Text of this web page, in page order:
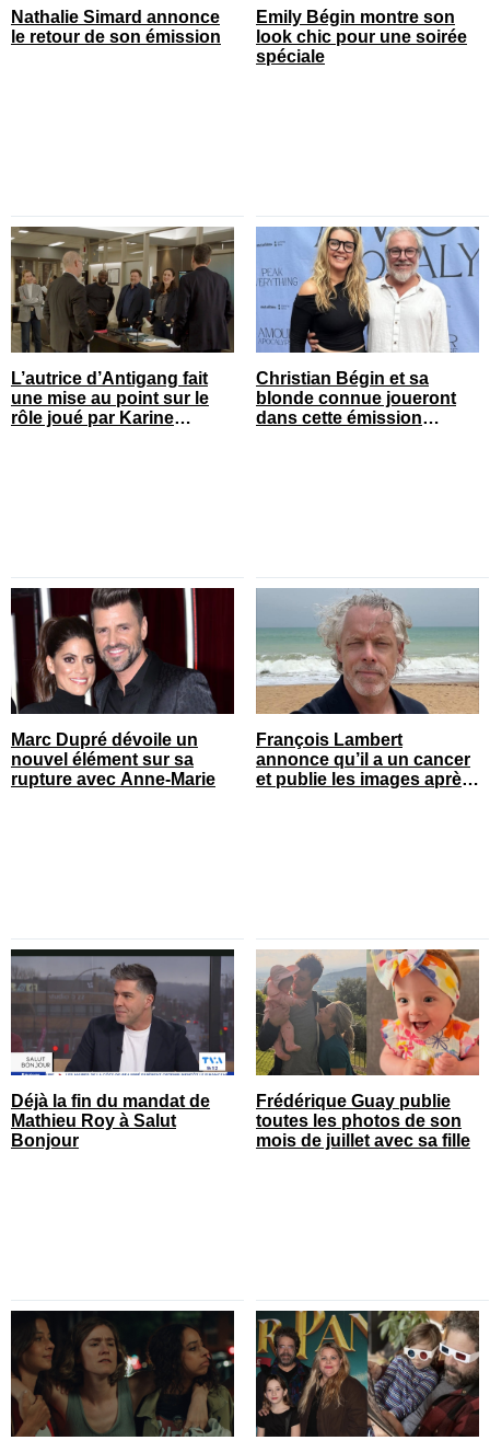
Nathalie Simard annonce
le retour de son émission
Emily Bégin montre son
look chic pour une soirée
spéciale
L’autrice d’Antigang fait
une mise au point sur le
rôle joué par Karine
Christian Bégin et sa
blonde connue joueront
dans cette émission
Marc Dupré dévoile un
nouvel élément sur sa
rupture avec Anne-Marie
François Lambert
annonce qu’il a un cancer
et publie les images après
Déjà la fin du mandat de
Mathieu Roy à Salut
Bonjour
Frédérique Guay publie
toutes les photos de son
mois de juillet avec sa fille